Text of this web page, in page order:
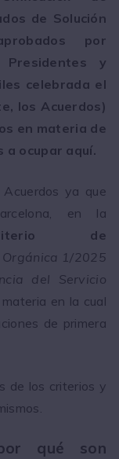
de Solución
por
y
celebrada el
los Acuerdos)
en materia de
a ocupar aquí.
ya que
en la
de
Orgánica 1/2025
del Servicio
en la cual
de primera
de los criterios y
qué son